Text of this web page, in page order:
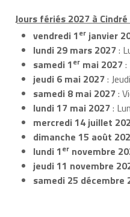
Jours fériés 2027 à Cindré
vendredi 1er janvier
lundi 29 mars 2027:
samedi 1er mai 2027:
jeudi 6 mai 2027:
samedi 8 mai 2027:
lundi 17 mai 2027:
mercredi 14 juillet
dimanche 15 août
lundi 1er novembre
jeudi 11 novembre
samedi 25 décembre